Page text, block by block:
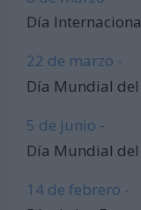
Día
22 de marzo -
Día Mundial
5 de junio -
Día Mundial
14 de febrero -